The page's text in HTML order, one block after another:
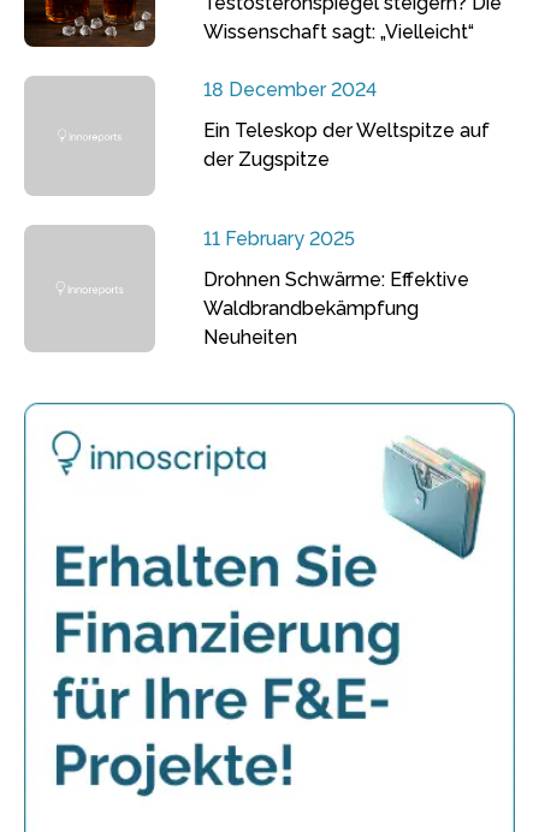
Wissenschaft sagt: „Vielleicht“
18 December 2024
Ein Teleskop der Weltspitze auf
der Zugspitze
11 February 2025
Drohnen Schwärme: Effektive
Waldbrandbekämpfung
Neuheiten